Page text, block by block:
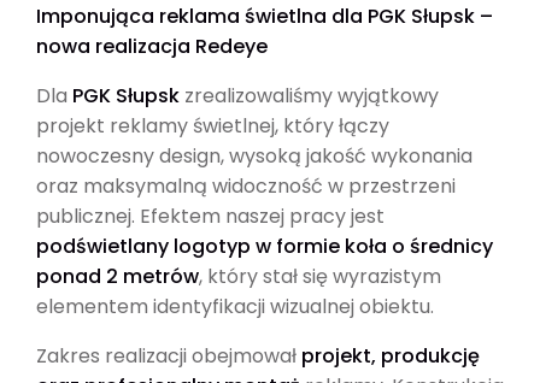
Imponująca reklama świetlna dla PGK Słupsk –
nowa realizacja Redeye
Dla PGK Słupsk zrealizowaliśmy wyjątkowy
projekt reklamy świetlnej, który łączy
nowoczesny design, wysoką jakość wykonania
oraz maksymalną widoczność w przestrzeni
publicznej. Efektem naszej pracy jest
podświetlany logotyp w formie koła o średnicy
ponad 2 metrów, który stał się wyrazistym
elementem identyfikacji wizualnej obiektu.
Zakres realizacji obejmował projekt, produkcję